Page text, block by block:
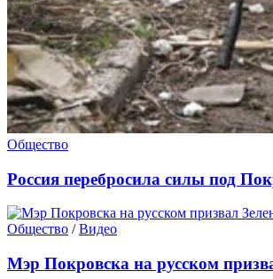
Общество
Россия перебросила силы под
Общество /Видео
Мэр Покровска на русском